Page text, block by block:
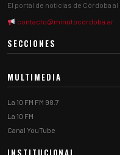
El portal de noticias de Córdoba al
contacto@minutocordoba.ar
SECCIONES
MULTIMEDIA
La 10 FM FM 98.7
La 10 FM
Canal YouTube